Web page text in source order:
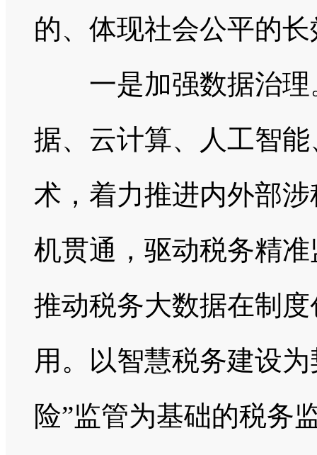
的、体现社会公平的
一是加强数据治理
据、云计算、人工智
术，着力推进内外部
机贯通，驱动税务精
推动税务大数据在制
用。以智慧税务建设
险”监管为基础的税务